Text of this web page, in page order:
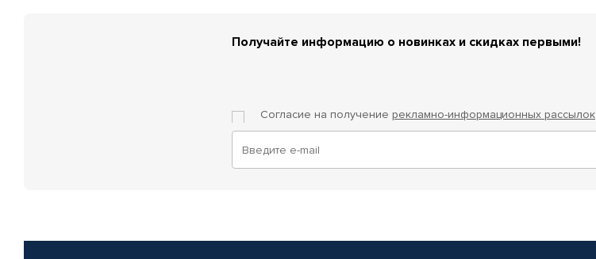
Получайте информацию о новинках и скидках первыми!
Согласие на получение рекламно-информационных рассылок